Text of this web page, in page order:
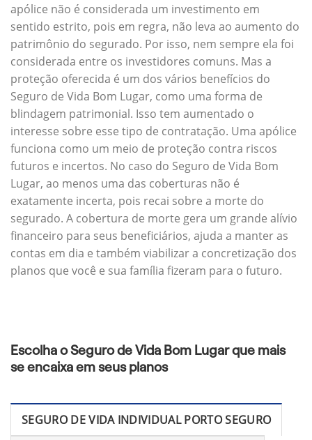
apólice não é considerada um investimento em
sentido estrito, pois em regra, não leva ao aumento do
patrimônio do segurado. Por isso, nem sempre ela foi
considerada entre os investidores comuns. Mas a
proteção oferecida é um dos vários benefícios do
Seguro de Vida Bom Lugar, como uma forma de
blindagem patrimonial. Isso tem aumentado o
interesse sobre esse tipo de contratação. Uma apólice
funciona como um meio de proteção contra riscos
futuros e incertos. No caso do Seguro de Vida Bom
Lugar, ao menos uma das coberturas não é
exatamente incerta, pois recai sobre a morte do
segurado. A cobertura de morte gera um grande alívio
financeiro para seus beneficiários, ajuda a manter as
contas em dia e também viabilizar a concretização dos
planos que você e sua família fizeram para o futuro.
Escolha o Seguro de Vida Bom Lugar que mais
se encaixa em seus planos
SEGURO DE VIDA INDIVIDUAL PORTO SEGURO